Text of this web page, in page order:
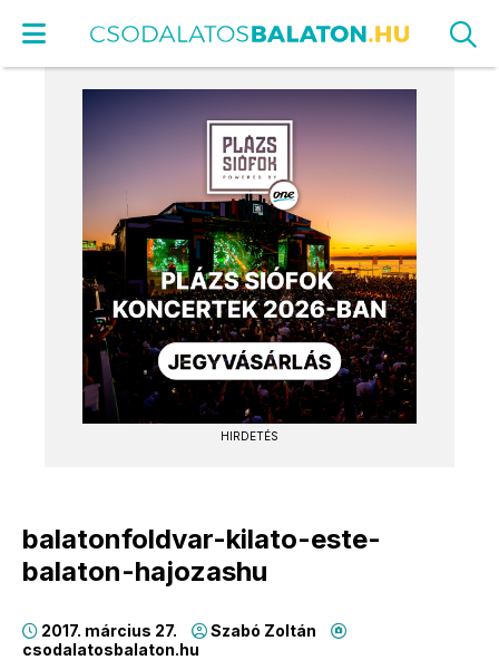
HIRDETÉS
balatonfoldvar-kilato-este-
balaton-hajozashu
2017. március 27.
Szabó Zoltán
csodalatosbalaton.hu